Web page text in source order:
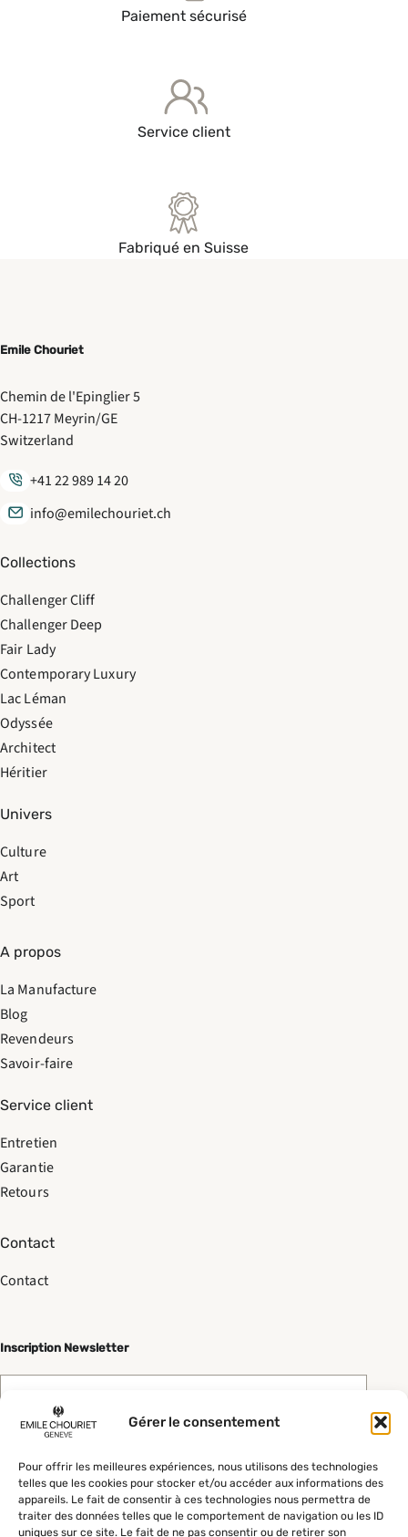
Gérer le consentement
Pour offrir les meilleures expériences, nous utilisons des technologies
telles que les cookies pour stocker et/ou accéder aux informations des
appareils. Le fait de consentir à ces technologies nous permettra de
traiter des données telles que le comportement de navigation ou les ID
uniques sur ce site. Le fait de ne pas consentir ou de retirer son
Paiement sécurisé
Service client
Fabriqué en Suisse
Emile Chouriet
Chemin de l'Epinglier 5
CH-1217 Meyrin/GE
Switzerland
+41 22 989 14 20
info@emilechouriet.ch
Collections
Challenger Cliff
Challenger Deep
Fair Lady
Contemporary Luxury
Lac Léman
Odyssée
Architect
Héritier
Univers
Culture
Art
Sport
A propos
La Manufacture
Blog
Revendeurs
Savoir-faire
Service client
Entretien
Garantie
Retours
Contact
Contact
Inscription Newsletter
Envoyer